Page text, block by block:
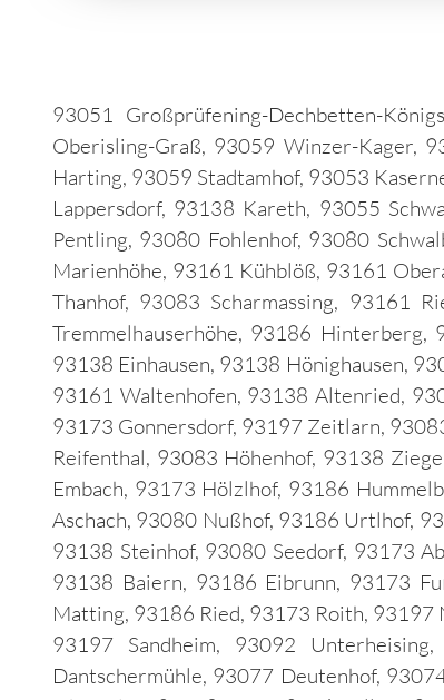
93051 Großprüfening-Dechbetten-
Oberisling-Graß, 93059 Winzer-Kager,
Harting, 93059 Stadtamhof, 93053
Lappersdorf, 93138 Kareth, 93055
Pentling, 93080 Fohlenhof, 93080
Marienhöhe, 93161 Kühblöß, 93161
Thanhof, 93083 Scharmassing, 93161
Tremmelhauserhöhe, 93186 Hinterberg,
93138 Einhausen, 93138 Hönighausen,
93161 Waltenhofen, 93138 Altenried,
93173 Gonnersdorf, 93197 Zeitlarn,
Reifenthal, 93083 Höhenhof, 93138
Embach, 93173 Hölzlhof, 93186
Aschach, 93080 Nußhof, 93186 Urtlhof,
93138 Steinhof, 93080 Seedorf, 93173
93138 Baiern, 93186 Eibrunn, 93173
Matting, 93186 Ried, 93173 Roith, 93197
93197 Sandheim, 93092
Dantschermühle, 93077 Deutenhof,